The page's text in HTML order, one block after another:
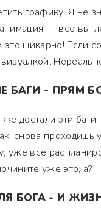
графику. Я не
— все
это шикарно! Если
БАГИ - ПРЯМ
достали эти
снова
уже все
уже это, а?
БОГА - И